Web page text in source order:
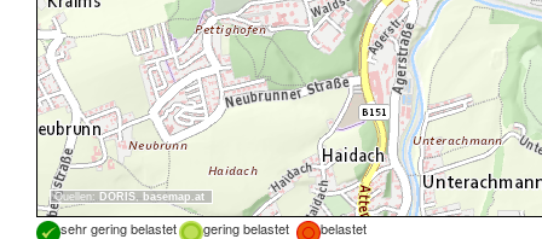
Quellen: DORIS, basemap.at
sehr gering belastet gering belastet
belastet